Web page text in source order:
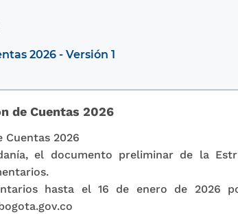
2026 - Versión 1
de Cuentas 2026
Cuentas 2026
el documento preliminar de la
hasta el 16 de enero de 2026